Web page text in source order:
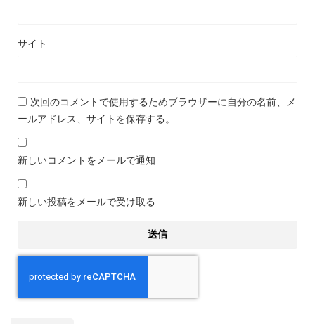
サイト
次回のコメントで使用するためブラウザーに自分の名前、メ
ールアドレス、サイトを保存する。
新しいコメントをメールで通知
新しい投稿をメールで受け取る